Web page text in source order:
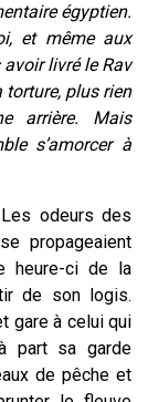
égyptien.
et même aux
livré le Rav
plus rien
arrière. Mais
s’amorcer à
odeurs des
propageaient
heure-ci de la
de son logis.
gare à celui qui
part sa garde
de pêche et